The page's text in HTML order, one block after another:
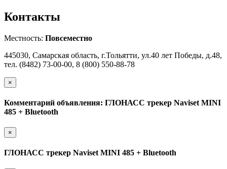
Контакты
Местность: Повсеместно
445030, Самарская область, г.Тольятти, ул.40 лет Победы, д.48,
тел. (8482) 73-00-00, 8 (800) 550-88-78
×
Комментарий объявления: ГЛОНАСС трекер Naviset MINI
485 + Bluetooth
×
ГЛОНАСС трекер Naviset MINI 485 + Bluetooth